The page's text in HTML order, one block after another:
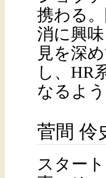
携わる
消に興
見を深
し、HR
なるよ
菅間 伶
スター